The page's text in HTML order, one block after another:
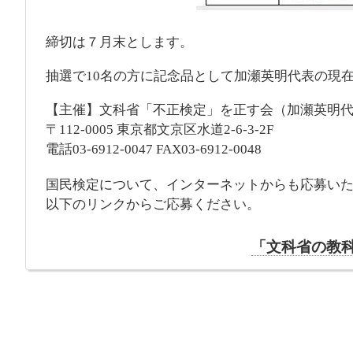
締切は７月末とします。
抽選で10名の方に記念品として加瀬英明代表の現
【主催】文科省「不正検定」を正す会（加瀬英明
〒112-0005 東京都文京区水道2-6-3-2F
電話03-6912-0047 FAX03-6912-0048
国民検定について、インターネットからも応募い
以下のリンクからご応募ください。
「文科省の教